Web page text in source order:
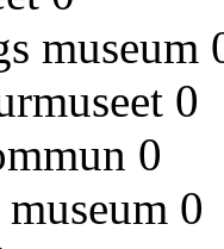
museum
0
0
0